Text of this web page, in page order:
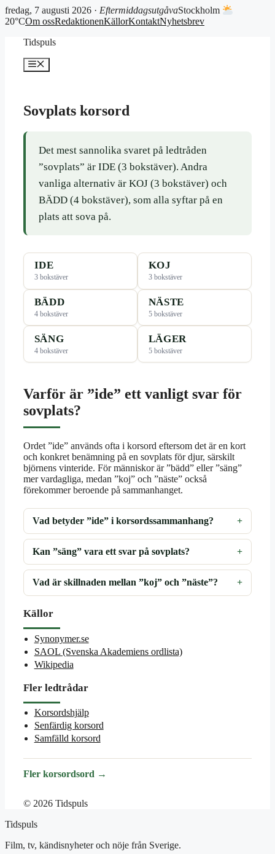
fredag, 7 augusti 2026 · EftermiddagsutgåvaStockholm
20°COm ossRedaktionenKällorKontaktNyhetsbrev
Tidspuls
Meny
Sovplats korsord
Det mest sannolika svaret på ledtråden
”sovplats” är IDE (3 bokstäver). Andra
vanliga alternativ är KOJ (3 bokstäver) och
BÄDD (4 bokstäver), som alla syftar på en
plats att sova på.
IDE
3 bokstäver
KOJ
3 bokstäver
BÄDD
4 bokstäver
NÄSTE
5 bokstäver
SÄNG
4 bokstäver
LÄGER
5 bokstäver
Varför är ”ide” ett vanligt svar för
sovplats?
Ordet ”ide” används ofta i korsord eftersom det är en kort
och konkret benämning på en sovplats för djur, särskilt
björnens vinteride. För människor är ”bädd” eller ”säng”
mer vardagliga, medan ”koj” och ”näste” också
förekommer beroende på sammanhanget.
Vad betyder ”ide” i korsordssammanhang?
Kan ”säng” vara ett svar på sovplats?
Vad är skillnaden mellan ”koj” och ”näste”?
Källor
Synonymer.se
SAOL (Svenska Akademiens ordlista)
Wikipedia
Fler ledtrådar
Korsordshjälp
Senfärdig korsord
Samfälld korsord
Fler korsordsord →
© 2026 Tidspuls
Tidspuls
Film, tv, kändisnyheter och nöje från Sverige.